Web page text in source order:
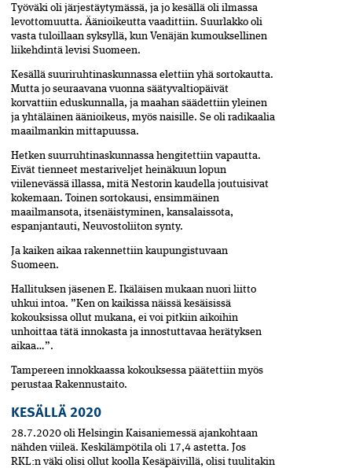
Työväki oli järjestäytymässä, ja jo kesällä oli ilmassa
levottomuutta. Äänioikeutta vaadittiin. Suurlakko oli
vasta tuloillaan syksyllä, kun Venäjän kumouksellinen
liikehdintä levisi Suomeen.
Kesällä suuriruhtinaskunnassa elettiin yhä sortokautta.
Mutta jo seuraavana vuonna säätyvaltiopäivät
korvattiin eduskunnalla, ja maahan säädettiin yleinen
ja yhtäläinen äänioikeus, myös naisille. Se oli radikaalia
maailmankin mittapuussa.
Hetken suurruhtinaskunnassa hengitettiin vapautta.
Eivät tienneet mestariveljet heinäkuun lopun
viilenevässä illassa, mitä Nestorin kaudella joutuisivat
kokemaan. Toinen sortokausi, ensimmäinen
maailmansota, itsenäistyminen, kansalaissota,
espanjantauti, Neuvostoliiton synty.
Ja kaiken aikaa rakennettiin kaupungistuvaan
Suomeen.
Hallituksen jäsenen E. Ikäläisen mukaan nuori liitto
uhkui intoa. ”Ken on kaikissa näissä kesäisissä
kokouksissa ollut mukana, ei voi pitkiin aikoihin
unhoittaa tätä innokasta ja innostuttavaa herätyksen
aikaa…”.
Tampereen innokkaassa kokouksessa päätettiin myös
perustaa Rakennustaito.
KESÄLLÄ 2020
28.7.2020 oli Helsingin Kaisaniemessä ajankohtaan
nähden viileä. Keskilämpötila oli 17,4 astetta. Jos
RKL:n väki olisi ollut koolla Kesäpäivillä, olisi tuulitakin